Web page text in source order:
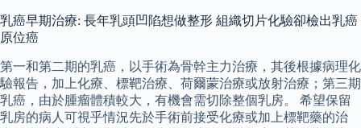
乳癌早期治療: 長年乳頭凹陷想做整形 組織切片化驗卻檢出乳癌
原位癌
第一和第二期的乳癌，以手術為骨幹主力治療，其後根據病理化
驗報告，加上化療、標靶治療、荷爾蒙治療或放射治療；第三期
乳癌，由於腫瘤體積較大，有機會需切除整個乳房。 希望保留
乳房的病人可視乎情況先於手術前接受化療或加上標靶藥的治